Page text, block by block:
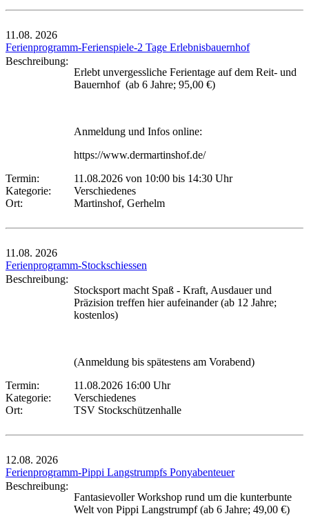
11.08. 2026
Ferienprogramm-Ferienspiele-2 Tage Erlebnisbauernhof
Beschreibung:
Erlebt unvergessliche Ferientage auf dem Reit- und
Bauernhof (ab 6 Jahre; 95,00 €)
Anmeldung und Infos online:
https://www.dermartinshof.de/
Termin:
11.08.2026 von 10:00 bis 14:30 Uhr
Kategorie:
Verschiedenes
Ort:
Martinshof, Gerhelm
11.08. 2026
Ferienprogramm-Stockschiessen
Beschreibung:
Stocksport macht Spaß - Kraft, Ausdauer und
Präzision treffen hier aufeinander (ab 12 Jahre;
kostenlos)
(Anmeldung bis spätestens am Vorabend)
Termin:
11.08.2026 16:00 Uhr
Kategorie:
Verschiedenes
Ort:
TSV Stockschützenhalle
12.08. 2026
Ferienprogramm-Pippi Langstrumpfs Ponyabenteuer
Beschreibung:
Fantasievoller Workshop rund um die kunterbunte
Welt von Pippi Langstrumpf (ab 6 Jahre; 49,00 €)